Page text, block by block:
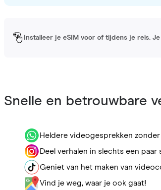
Installeer je eSIM voor of tijdens je reis.
Snelle en betrouwbare
Heldere videogesprekken
Deel verhalen in slechts een paar
Geniet van het maken van
Vind je weg, waar je ook gaat!